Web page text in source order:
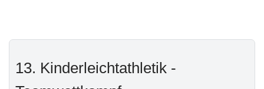
13. Kinderleichtathletik -